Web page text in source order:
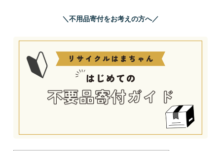
＼不用品寄付をお考えの方へ／